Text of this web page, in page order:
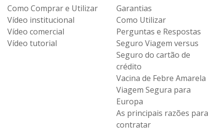
Como Comprar e Utilizar
Vídeo institucional
Vídeo comercial
Vídeo tutorial
Garantias
Como Utilizar
Perguntas e Respostas
Seguro Viagem versus
Seguro do cartão de
crédito
Vacina de Febre Amarela
Viagem Segura para
Europa
As principais razões para
contratar